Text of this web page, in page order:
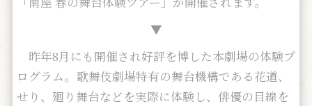
▼
昨年8月にも開催され好評を博した本劇場の体験プ
ログラム。歌舞伎劇場特有の舞台機構である花道、
せり、廻り舞台などを実際に体験し、俳優の目線を